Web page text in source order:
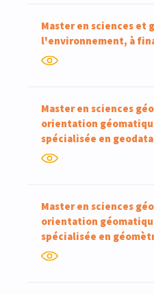
Master en sciences et
l'environnement, à
Master en sciences
orientation
spécialisée en
Master en sciences
orientation
spécialisée en